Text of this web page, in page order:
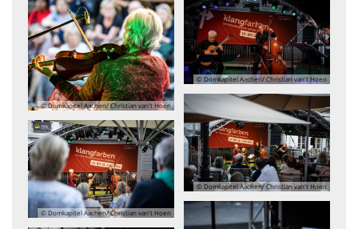
© Domkapitel Aachen/ Christian van't Hoen
© Domkapitel Aachen/ Christian van't Hoen
© Domkapitel Aachen/ Christian van't Hoen
© Domkapitel Aachen/ Christian van't Hoen